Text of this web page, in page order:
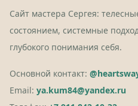
Сайт мастера Сергея:
состоянием, системные
глубокого понимания себя.
Основной контакт:
Email: ya.kum84@yandex.ru